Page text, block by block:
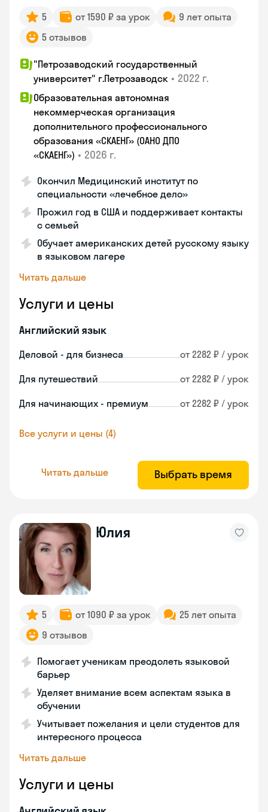
5 от 1590 ₽ за урок
9 лет опыта
5 отзывов
"Петрозаводский государственный
университет" г.Петрозаводск • 2022 г.
Образовательная автономная
некоммерческая организация
дополнительного профессионального
образования «СКАЕНГ» (ОАНО ДПО
«СКАЕНГ») • 2026 г.
Окончил Медицинский институт по
специальности «лечебное дело»
Прожил год в США и поддерживает контакты
с семьей
Обучает американских детей русскому языку
в языковом лагере
Читать дальше
Услуги и цены
Английский язык
Деловой - для бизнеса от 2282 ₽ / урок
Для путешествий от 2282 ₽ / урок
Для начинающих - премиум от 2282 ₽ / урок
Все услуги и цены (4)
Читать дальше Выбрать время
Юлия
5 от 1090 ₽ за урок
25 лет опыта
9 отзывов
Помогает ученикам преодолеть языковой
барьер
Уделяет внимание всем аспектам языка в
обучении
Учитывает пожелания и цели студентов для
интересного процесса
Читать дальше
Услуги и цены